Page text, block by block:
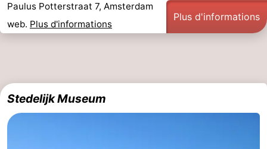
Paulus Potterstraat 7, Amsterdam
web. Plus d'informations
Plus d'informations
Stedelijk Museum